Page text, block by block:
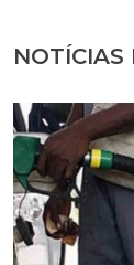
NOTÍCIAS